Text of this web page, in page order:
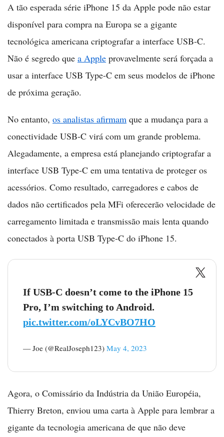
A tão esperada série iPhone 15 da Apple pode não estar
disponível para compra na Europa se a gigante
tecnológica americana criptografar a interface USB-C.
Não é segredo que a Apple provavelmente será forçada a
usar a interface USB Type-C em seus modelos de iPhone
de próxima geração.
No entanto, os analistas afirmam que a mudança para a
conectividade USB-C virá com um grande problema.
Alegadamente, a empresa está planejando criptografar a
interface USB Type-C em uma tentativa de proteger os
acessórios. Como resultado, carregadores e cabos de
dados não certificados pela MFi oferecerão velocidade de
carregamento limitada e transmissão mais lenta quando
conectados à porta USB Type-C do iPhone 15.
If USB-C doesn’t come to the iPhone 15
Pro, I’m switching to Android.
pic.twitter.com/oLYCvBO7HO
— Joe (@RealJoseph123) May 4, 2023
Agora, o Comissário da Indústria da União Européia,
Thierry Breton, enviou uma carta à Apple para lembrar a
gigante da tecnologia americana de que não deve